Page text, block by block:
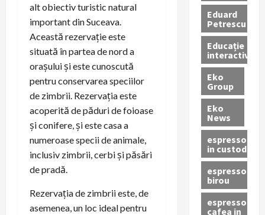
alt obiectiv turistic natural
important din Suceava.
Această rezervație este
situată în partea de nord a
orașului și este cunoscută
pentru conservarea speciilor
de zimbrii. Rezervația este
acoperită de păduri de foioase
și conifere, și este casa a
numeroase specii de animale,
inclusiv zimbrii, cerbi și păsări
de pradă.
Rezervația de zimbrii este, de
asemenea, un loc ideal pentru
Eduard
Petrescu
Educație
interactivă
Eko
Group
Eko
News
espressoare
in custodie
espressor
birou
espressor
cafea in